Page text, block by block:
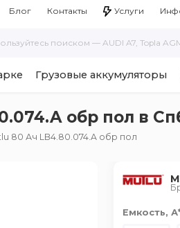
Блог Контакты Услуги
Грузовые аккумуляторы
обр пол в
80 Ач LB4.80.074.A обр пол
Емкость,